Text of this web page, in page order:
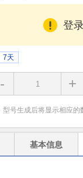
登
7天
- +
型号生成后将显示相应的
基本信息